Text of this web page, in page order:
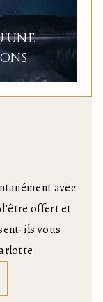
avec
offert et
ils vous